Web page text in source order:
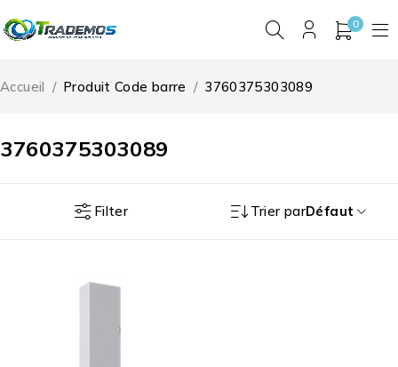
0
3760375303089
Accueil / Produit Code barre / 3760375303089
Filter Trier parDéfaut